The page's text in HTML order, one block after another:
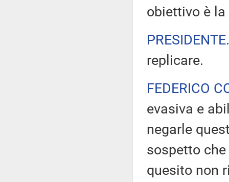
obiettivo è la
PRESIDENTE
replicare.
FEDERICO
evasiva e
negarle
sospetto
quesito non